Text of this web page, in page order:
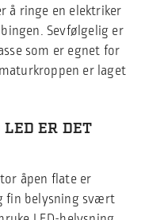
å ringe en elektriker
Sevfølgelig er
som er egnet for
er laget
ER DET
åpen flate er
fin belysning svært